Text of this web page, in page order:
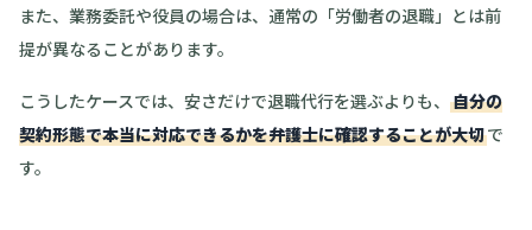
また、業務委託や役員の場合は、通常の「労働者の退職」とは前
提が異なることがあります。
こうしたケースでは、安さだけで退職代行を選ぶよりも、 自分の
契約形態で本当に対応できるかを弁護士に確認することが大切で
す。